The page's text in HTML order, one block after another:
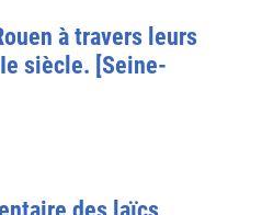
à travers leurs
siècle. [Seine-